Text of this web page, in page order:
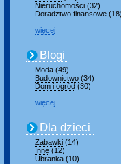
Nieruchomości (32)
Doradztwo finansowe
więcej
Blogi
Moda (49)
Budownictwo (34)
Dom i ogród (30)
więcej
Dla dzieci
Zabawki (14)
Inne (12)
Ubranka (10)